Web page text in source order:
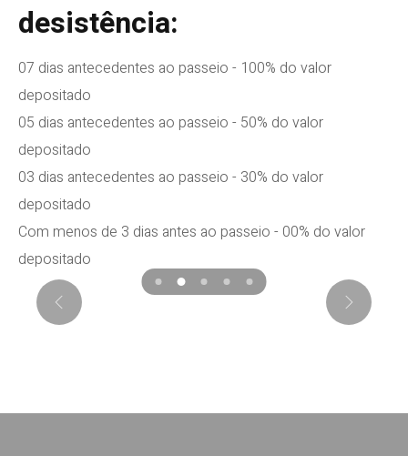
desistência:
07 dias antecedentes ao passeio - 100% do valor
depositado
05 dias antecedentes ao passeio - 50% do valor
depositado
03 dias antecedentes ao passeio - 30% do valor
depositado
Com menos de 3 dias antes ao passeio - 00% do valor
depositado